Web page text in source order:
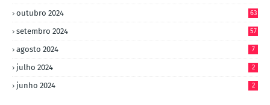
outubro 2024 63
setembro 2024 57
agosto 2024 7
julho 2024 2
junho 2024 2